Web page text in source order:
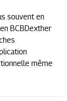
souvent en
BCBDexther
même